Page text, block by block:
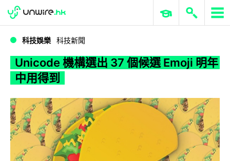
WWDC 2026 ERP 與商業 AI
科技娛樂 科技新聞
Unicode 機構選出 37 個候選 Emoji 明年
中用得到